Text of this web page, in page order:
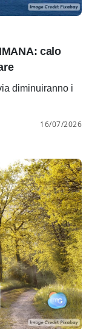
calo
diminuiranno i
16/07/2026